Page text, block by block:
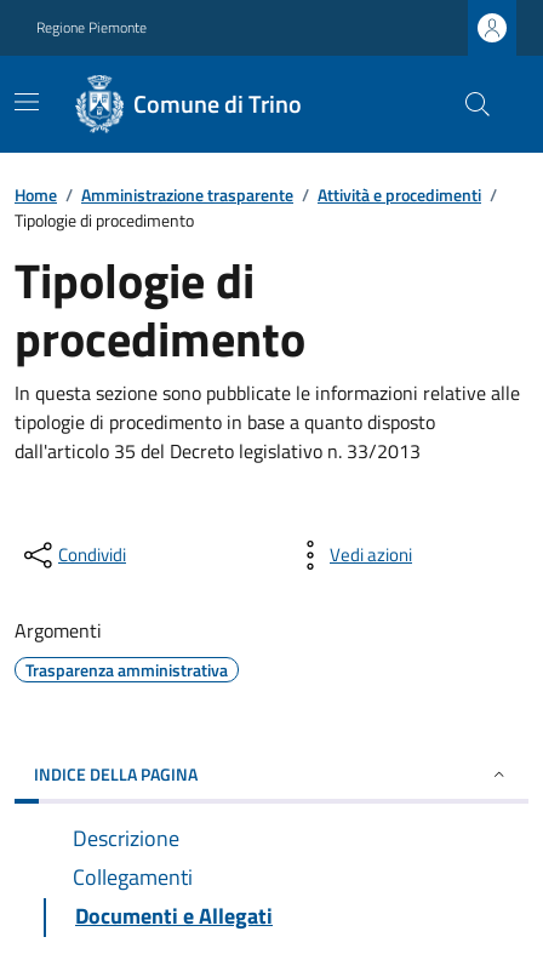
Regione Piemonte
Comune di Trino
Home / Amministrazione trasparente / Attività e procedimenti /
Tipologie di procedimento
Tipologie di
procedimento
In questa sezione sono pubblicate le informazioni relative alle
tipologie di procedimento in base a quanto disposto
dall'articolo 35 del Decreto legislativo n. 33/2013
Condividi Vedi azioni
Argomenti
Trasparenza amministrativa
INDICE DELLA PAGINA
Descrizione
Collegamenti
Documenti e Allegati